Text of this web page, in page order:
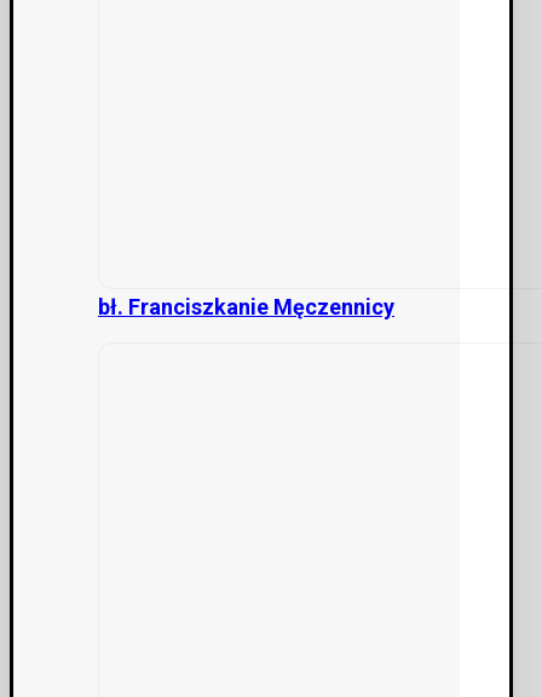
bł. Franciszkanie Męczennicy